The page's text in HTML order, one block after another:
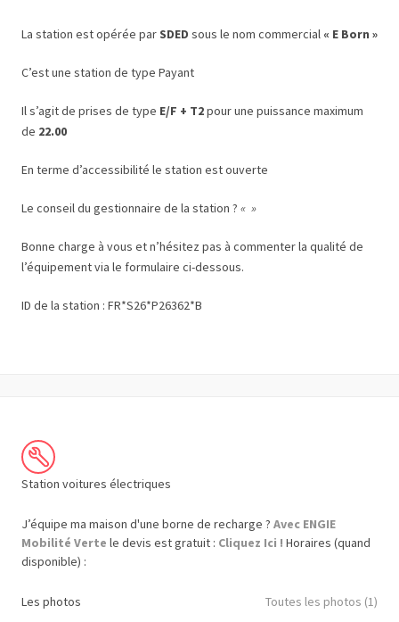
La station est opérée par SDED sous le nom commercial « E Born »
C’est une station de type Payant
Il s’agit de prises de type E/F + T2pour une puissance maximum
de 22.00
En terme d’accessibilité le station est ouverte
Le conseil du gestionnaire de la station ? « »
Bonne charge à vous et n’hésitez pas à commenter la qualité de
l’équipement via le formulaire ci-dessous.
ID de la station : FR*S26*P26362*B
Station voitures électriques
J’équipe ma maison d'une borne de recharge ? Avec ENGIE
Mobilité Verte le devis est gratuit : Cliquez Ici ! Horaires (quand
disponible) :
Les photos Toutes les photos (1)